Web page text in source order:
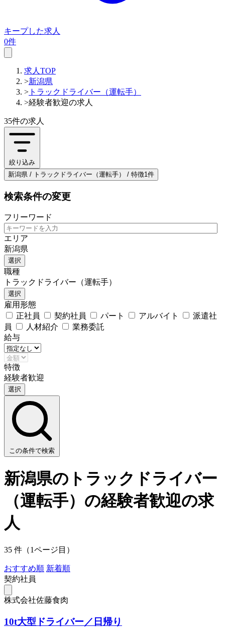
キープした求人
0件
求人TOP
>新潟県
> トラックドライバー（運転手）
>経験者歓迎の求人
35件の求人
絞り込み
新潟県 / トラックドライバー（運転手） / 特徴1件
検索条件の変更
フリーワード
エリア
新潟県
選択
職種
トラックドライバー（運転手）
選択
雇用形態
正社員
契約社員 パート アルバイト
派遣社
員
人材紹介
業務委託
給与
特徴
経験者歓迎
選択
この条件で検索
新潟県のトラックドライバー
（運転手）の経験者歓迎の求
人
35 件（1ページ目）
おすすめ順 新着順
契約社員
株式会社佐藤食肉
10t大型ドライバー／日帰り